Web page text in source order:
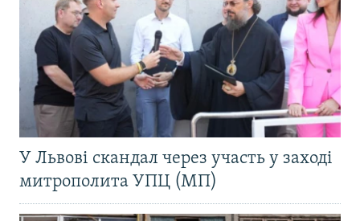
У Львові скандал через участь у заході
митрополита УПЦ (МП)